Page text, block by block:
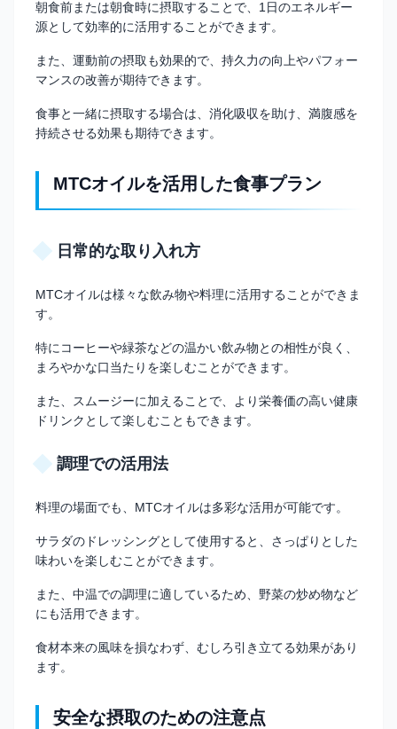
朝食前または朝食時に摂取することで、1日のエネルギー
源として効率的に活用することができます。
また、運動前の摂取も効果的で、持久力の向上やパフォー
マンスの改善が期待できます。
食事と一緒に摂取する場合は、消化吸収を助け、満腹感を
持続させる効果も期待できます。
MTCオイルを活用した食事プラン
日常的な取り入れ方
MTCオイルは様々な飲み物や料理に活用することができま
す。
特にコーヒーや緑茶などの温かい飲み物との相性が良く、
まろやかな口当たりを楽しむことができます。
また、スムージーに加えることで、より栄養価の高い健康
ドリンクとして楽しむこともできます。
調理での活用法
料理の場面でも、MTCオイルは多彩な活用が可能です。
サラダのドレッシングとして使用すると、さっぱりとした
味わいを楽しむことができます。
また、中温での調理に適しているため、野菜の炒め物など
にも活用できます。
食材本来の風味を損なわず、むしろ引き立てる効果があり
ます。
安全な摂取のための注意点